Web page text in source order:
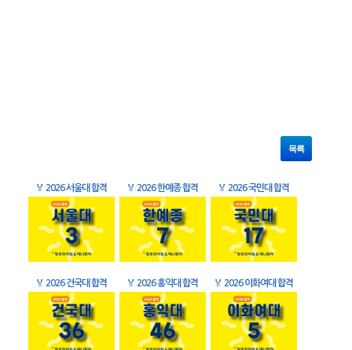
목록
🏅 2026 서울대 합격 🏅 2026 한예종 합격 🏅 2026 국민대 합격
🏅 2026 건국대 합격 🏅 2026 홍익대 합격 🏅 2026 이화여대 합격